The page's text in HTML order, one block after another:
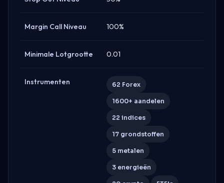
Margin Call Niveau 100%
Minimale Lotgrootte 0.01
Instrumenten 62 Forex
1600+ aandelen
22 indices
17 grondstoffen
5 metalen
3 energieën